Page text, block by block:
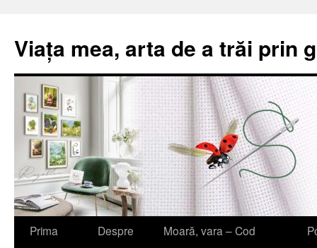
Viața mea, arta de a trăi prin
Sari
Prima
Despre
Moară, vara – Cod